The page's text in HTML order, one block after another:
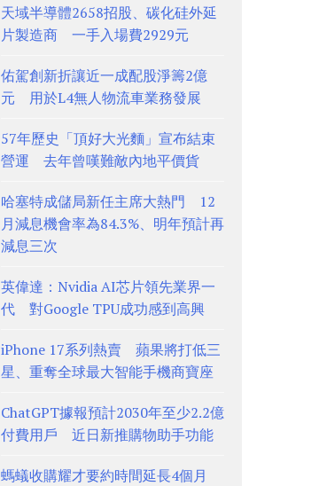
天域半導體2658招股、碳化硅外延
片製造商 一手入場費2929元
佑駕創新折讓近一成配股淨籌2億
元 用於L4無人物流車業務發展
57年歷史「頂好大光麵」宣布結束
營運 去年曾嘆難敵內地平價貨
哈塞特成儲局新任主席大熱門 12
月減息機會率為84.3%、明年預計再
減息三次
英偉達：Nvidia AI芯片領先業界一
代 對Google TPU成功感到高興
iPhone 17系列熱賣 蘋果將打低三
星、重奪全球最大智能手機商寶座
ChatGPT據報預計2030年至少2.2億
付費用戶 近日新推購物助手功能
螞蟻收購耀才要約時間延長4個月